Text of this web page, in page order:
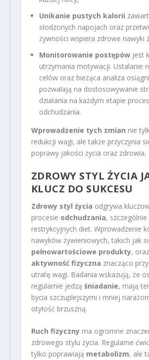
Unikanie pustych kalorii
słodzonych napojach oraz
żywności wspiera zdrowe nawyki
Monitorowanie postępówjest
utrzymania motywacji. Ustalanie
celów oraz bieżąca analiza
pozwalają na dostosowywanie
działania na każdym etapie
odchudzania.
Wprowadzenie tych zmian nie
redukcji wagi, ale także przyczynia
poprawy jakości życia oraz zdrowia.
ZDROWY STYL ŻYCIA
KLUCZ DO SUKCESU
Zdrowy styl życia odgrywa
procesie odchudzania,
restrykcyjnych diet. Wprowadzenie
nawyków żywieniowych, takich jak
pełnowartościowe produkty, oraz
aktywność fizyczna znacząco
utratę wagi. Badania wskazują, że
regularnie jedzą śniadanie, mają
bycia szczuplejszymi i mniej
otyłość brzuszną.
Ruch fizycznyma ogromne
zdrowego stylu życia. Regularne
tylko poprawiają metabolizm, ale